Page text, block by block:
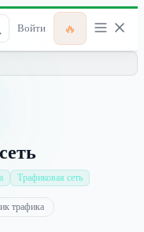
Войти 🔥
Трафиковая сеть
трафика